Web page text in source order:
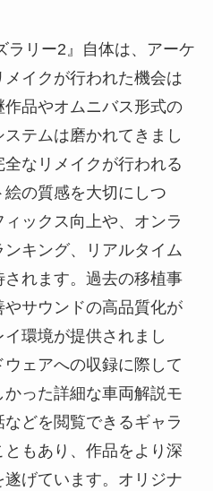
ラリー2』自体は、アーケ
イクが行われた機会は
品やオムニバス形式の
テムは磨かれてきまし
なリメイクが行われる
の質感を大切にしつ
ックス向上や、オンラ
キング、リアルタイム
れます。過去の移植事
サウンドの高品質化が
環境が提供されまし
ェアへの収録に際して
った詳細な車両解説モ
どを閲覧できるギャラ
もあり、作品をより深
げています。オリジナ